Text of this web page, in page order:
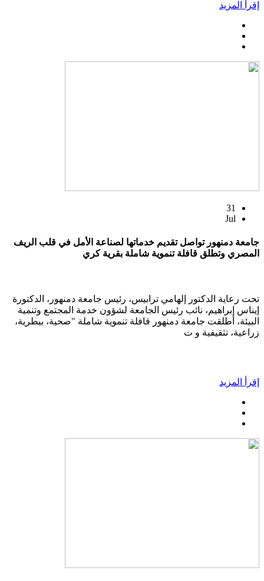
إقرأ المزيد
31
Jul
جامعة دمنهور تواصل تقديم خدماتها لصناعة الأمل في قلب الريف
المصري وتطلق قافلة تنموية شاملة بقرية كري
تحت رعاية الدكتور إلهامي ترابيس، رئيس جامعة دمنهور، الدكتورة
إيناس إبراهيم، نائب رئيس الجامعة لشؤون خدمة المجتمع وتنمية
البيئة، أطلقت جامعة دمنهور قافلة تنموية شاملة "صحية، بيطرية،
زراعية، تثقيفية و ت
إقرأ المزيد